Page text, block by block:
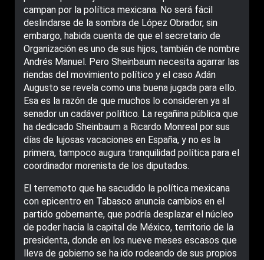
campan por la política mexicana. No será fácil
deslindarse de la sombra de López Obrador, sin
embargo, habida cuenta de que el secretario de
Organización es uno de sus hijos, también de nombre
Andrés Manuel. Pero Sheinbaum necesita agarrar las
riendas del movimiento político y el caso Adán
Augusto se revela como una buena jugada para ello.
Esa es la razón de que muchos lo consideren ya al
senador un cadáver político. La regañina pública que
ha dedicado Sheinbaum a Ricardo Monreal por sus
días de lujosas vacaciones en España, y no es la
primera, tampoco augura tranquilidad política para el
coordinador morenista de los diputados.
El terremoto que ha sacudido la política mexicana
con epicentro en Tabasco anuncia cambios en el
partido gobernante, que podría desplazar el núcleo
de poder hacia la capital de México, territorio de la
presidenta, donde en los nueve meses escasos que
lleva de gobierno se ha ido rodeando de sus propios